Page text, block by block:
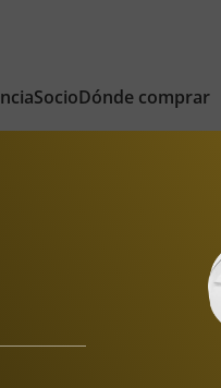
SocioDónde comprar